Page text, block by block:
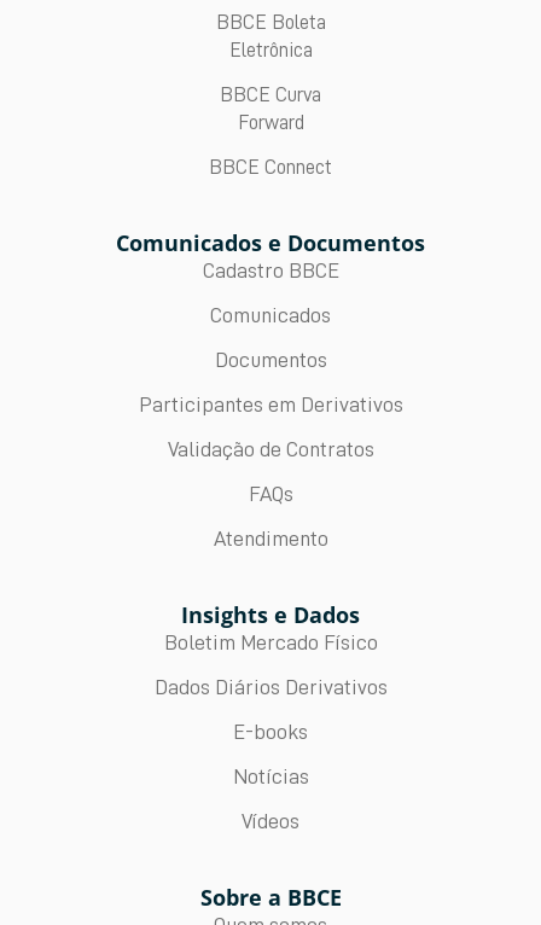
BBCE Boleta
Eletrônica
BBCE Curva
Forward
BBCE Connect
Comunicados e Documentos
Cadastro BBCE
Comunicados
Documentos
Participantes em Derivativos
Validação de Contratos
FAQs
Atendimento
Insights e Dados
Boletim Mercado Físico
Dados Diários Derivativos
E-books
Notícias
Vídeos
Sobre a BBCE